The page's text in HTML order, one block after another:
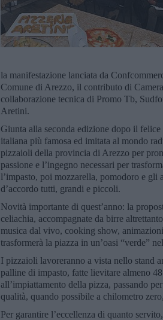
la manifestazione lanciata da
Comune di Arezzo, il contributo di
collaborazione tecnica di Promo Tb,
Aretini.
Giunta alla seconda edizione dopo il felice
italiana più famosa ed imitata al mondo
pizzaioli della provincia di Arezzo per
passione e l’ingegno necessari per
l’impasto, poi mozzarella, pomodoro e
d’accordo tutti, grandi e piccoli.
Novità importante di quest’anno: la
celiachia, accompagnate da birre altrettanto
musica dal vivo, cooking show,
trasformerà la piazza in un’oasi “verde”
I pizzaioli lavoreranno a vista nello stand
palline di impasto, fatte lievitare almeno
all’impiattamento della pizza, passando
qualità, quando possibile a chilometro
Per garantire l’eccellenza di quanto